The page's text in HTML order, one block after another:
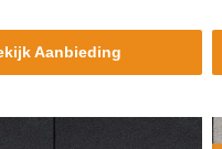
Aanbieding